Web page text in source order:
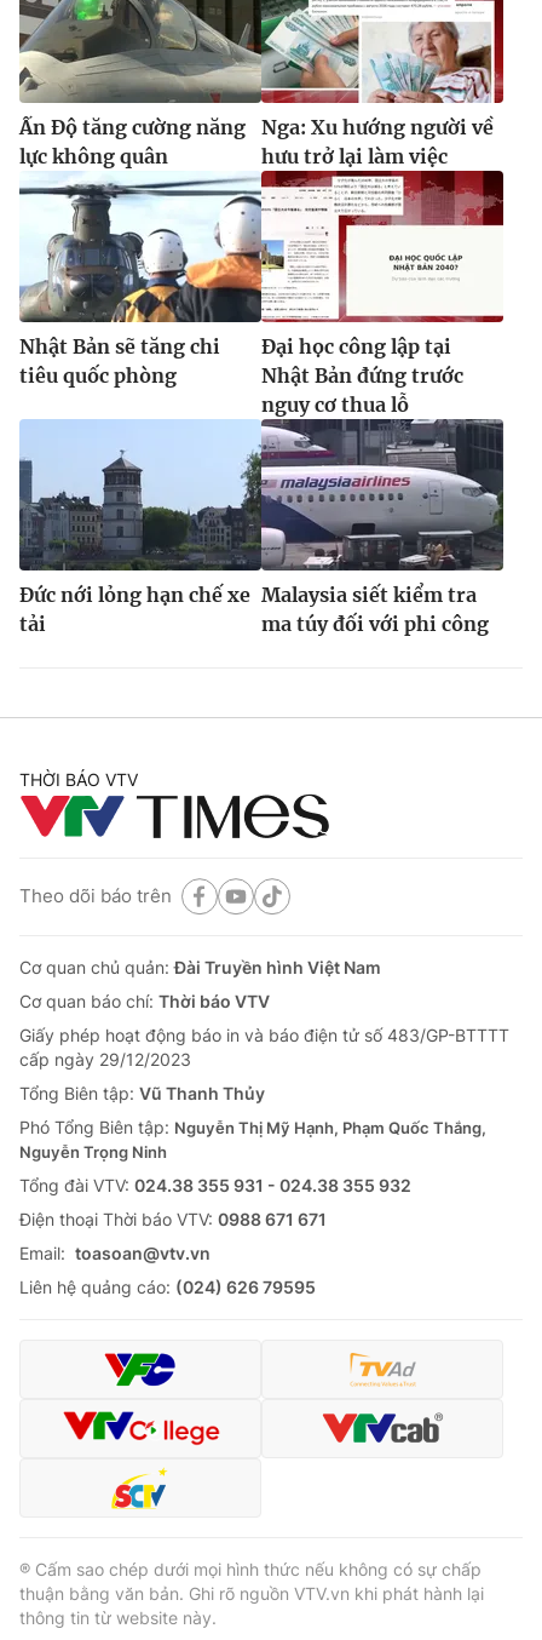
Ấn Độ tăng cường năng
lực không quân
Nga: Xu hướng người về
hưu trở lại làm việc
Nhật Bản sẽ tăng chi
tiêu quốc phòng
Đại học công lập tại
Nhật Bản đứng trước
nguy cơ thua lỗ
Đức nới lỏng hạn chế xe
tải
Malaysia siết kiểm tra
ma túy đối với phi công
THỜI BÁO VTV
Theo dõi báo trên
Cơ quan chủ quản:Đài Truyền hình Việt Nam
Cơ quan báo chí: Thời báo VTV
Giấy phép hoạt động báo in và báo điện tử số 483/GP-BTTTT
cấp ngày 29/12/2023
Tổng Biên tập: Vũ Thanh Thủy
Phó Tổng Biên tập: Nguyễn Thị Mỹ Hạnh, Phạm Quốc Thắng,
Nguyễn Trọng Ninh
Tổng đài VTV: 024.38 355 931 - 024.38 355 932
Ðiện thoại Thời báo VTV: 0988 671 671
Email: toasoan@vtv.vn
Liên hệ quảng cáo: (024) 626 79595
® Cấm sao chép dưới mọi hình thức nếu không có sự chấp
thuận bằng văn bản. Ghi rõ nguồn VTV.vn khi phát hành lại
thông tin từ website này.